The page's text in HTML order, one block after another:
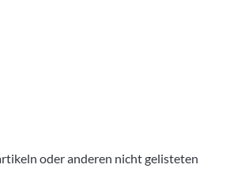
oder anderen nicht gelisteten